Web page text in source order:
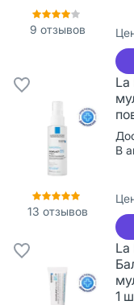
9 отзывов
13 отзывов
La
В
La
1